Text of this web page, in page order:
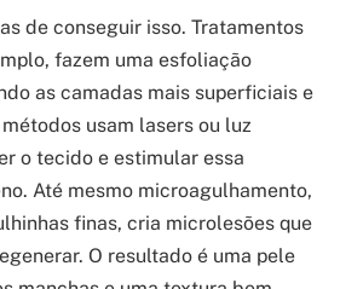
de conseguir isso. Tratamentos
fazem uma esfoliação
as camadas mais superficiais e
usam lasers ou luz
o tecido e estimular essa
Até mesmo microagulhamento,
finas, cria microlesões que
O resultado é uma pele